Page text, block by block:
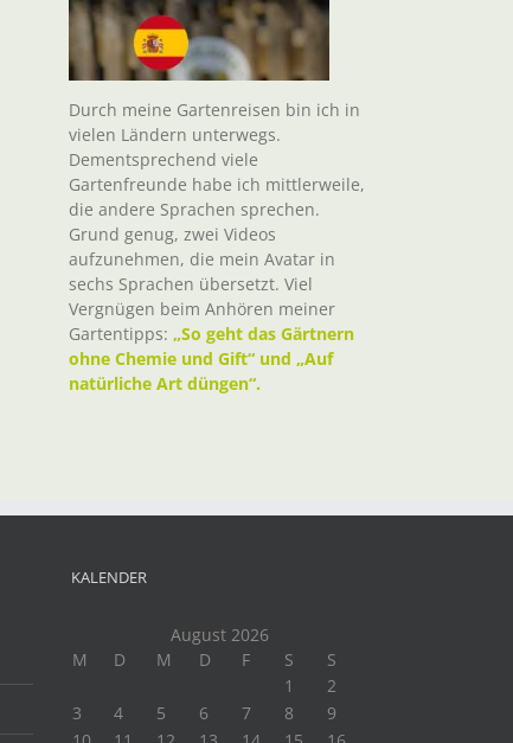
Durch meine Gartenreisen bin ich in
vielen Ländern unterwegs.
Dementsprechend viele
Gartenfreunde habe ich mittlerweile,
die andere Sprachen sprechen.
Grund genug, zwei Videos
aufzunehmen, die mein Avatar in
sechs Sprachen übersetzt. Viel
Vergnügen beim Anhören meiner
Gartentipps: „So geht das Gärtnern
ohne Chemie und Gift“ und „Auf
natürliche Art düngen“.
KALENDER
August 2026
M
D M D F S
S
1
2
3
4 5 6 7 8
9